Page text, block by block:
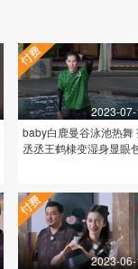
2023-
baby白鹿曼谷泳池热舞
丞丞王鹤棣变湿身显眼
2023-